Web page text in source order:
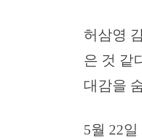
허삼영
은 것 같
대감을
5월 22